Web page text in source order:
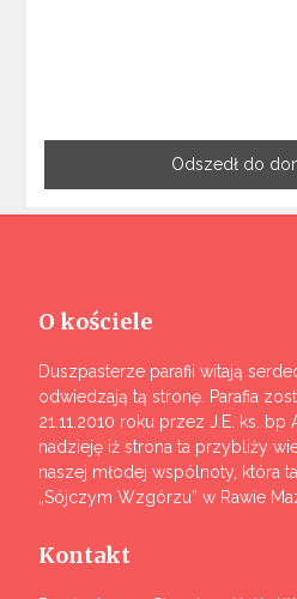
Odszedł do
O kościele
Duszpasterze parafii witają
odwiedzają tą stronę. Parafia
21.11.2010 roku przez J.E. ks. bp
nadzieję iż strona ta przybliży
naszej młodej wspólnoty, która
„Sójczym Wzgórzu” w Rawie
Kontakt